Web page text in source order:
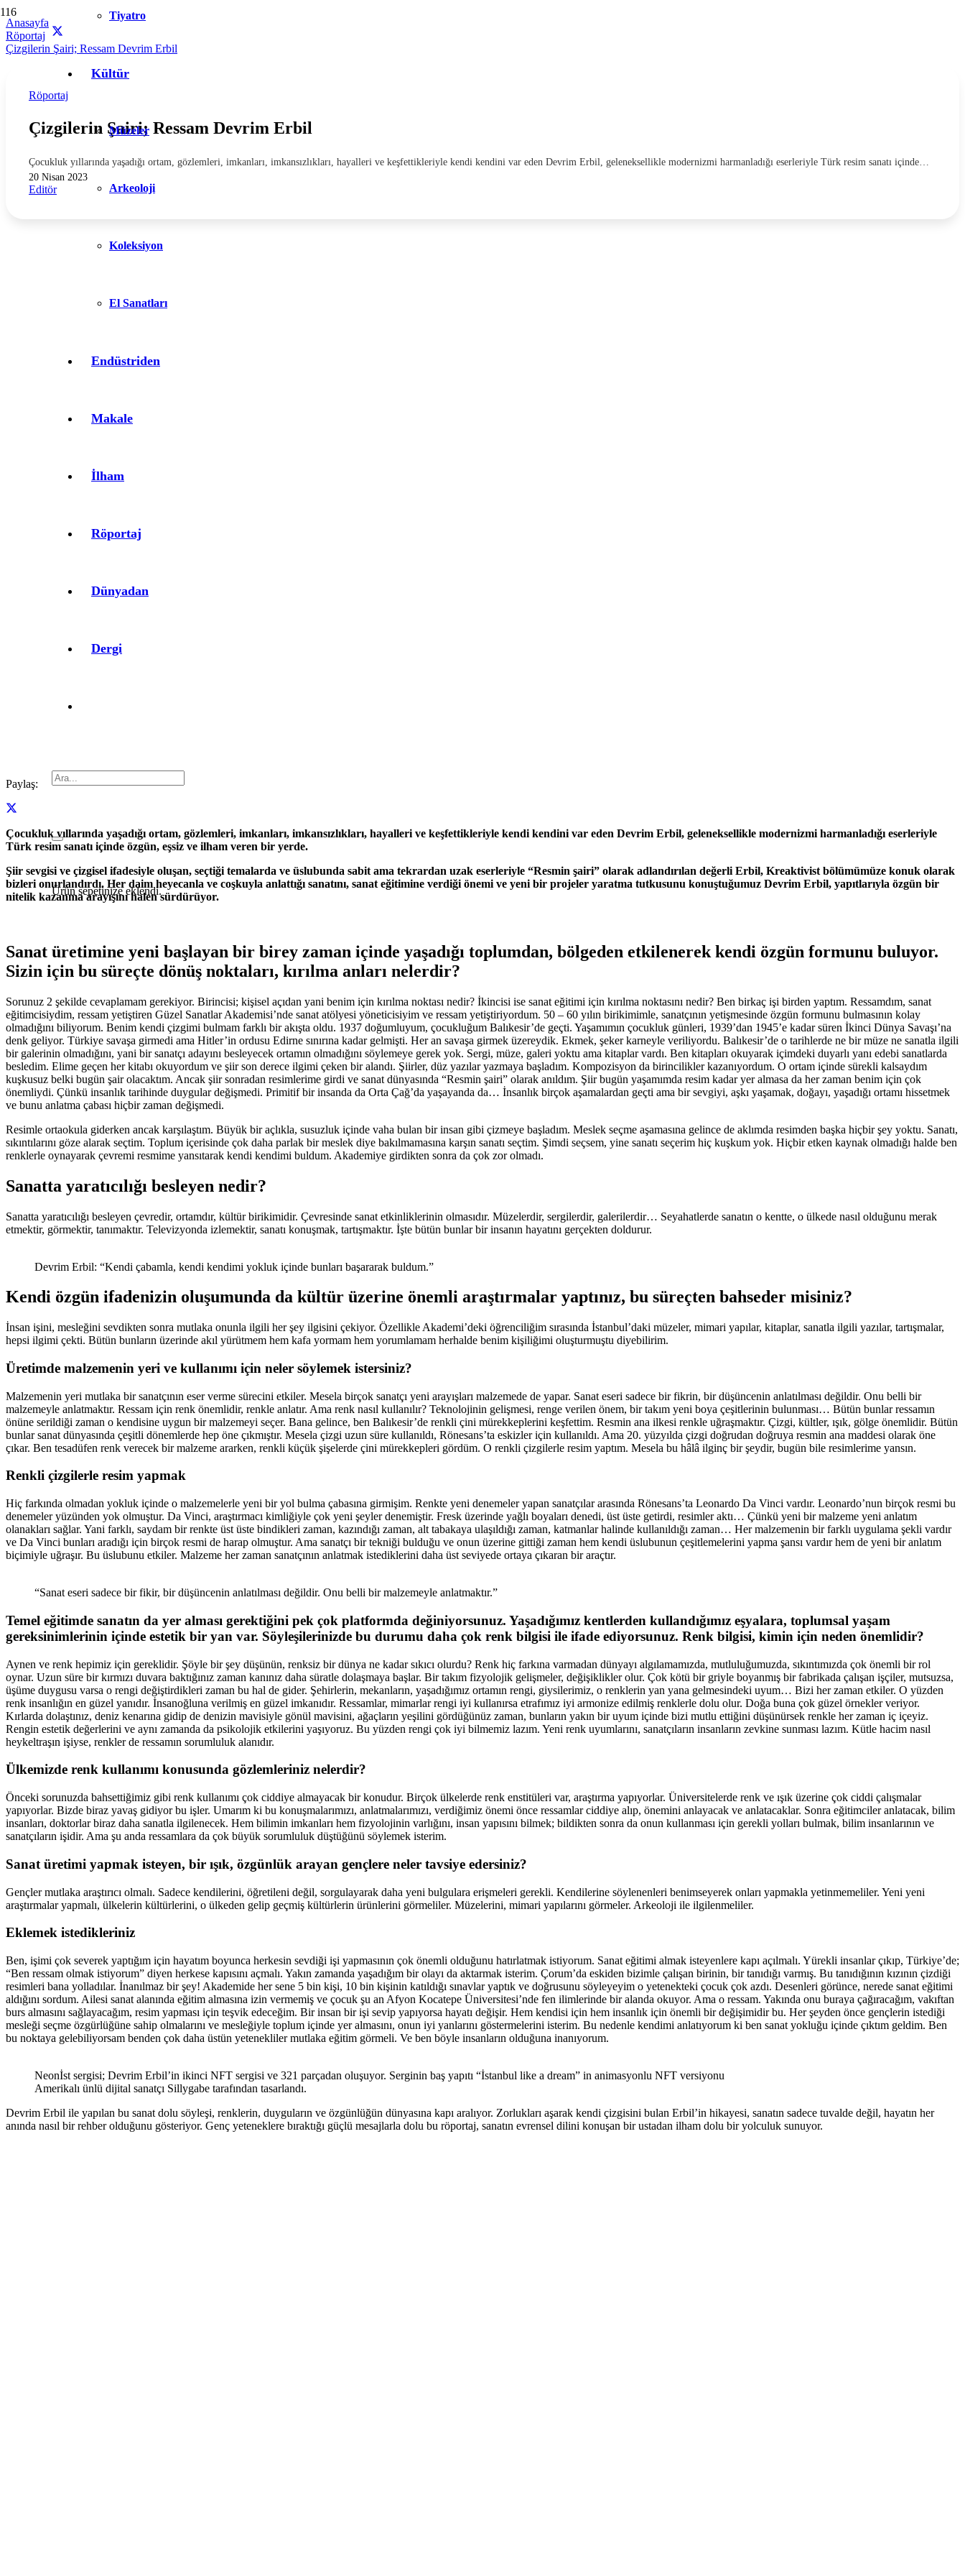
Tiyatro
Kültür
Müzeler
Arkeoloji
Koleksiyon
El Sanatları
Endüstriden
Makale
İlham
Röportaj
Dünyadan
Dergi
Ürünsepetinize eklendi.
Anasayfa
Röportaj
Çizgilerin Şairi; Ressam Devrim Erbil
Röportaj
Çizgilerin Şairi; Ressam Devrim Erbil
Çocukluk yıllarında yaşadığı ortam, gözlemleri, imkanları, imkansızlıkları, hayalleri ve keşfettikleriyle kendi kendini var eden Devrim Erbil, geleneksellikle modernizmi harmanladığı eserleriyle Türk resim sanatı içinde…
20 Nisan 2023
Editör
Paylaş:
Çocukluk yıllarında yaşadığı ortam, gözlemleri, imkanları, imkansızlıkları, hayalleri ve keşfettikleriyle kendi kendini var eden Devrim Erbil, geleneksellikle modernizmi harmanladığı eserleriyle
Türk resim sanatı içinde özgün, eşsiz ve ilham veren bir yerde.
Şiir sevgisi ve çizgisel ifadesiyle oluşan, seçtiği temalarda ve üslubunda sabit ama tekrardan uzak eserleriyle “Resmin şairi” olarak adlandırılan değerli Erbil, Kreaktivist bölümümüze konuk olarak
bizleri onurlandırdı. Her daim heyecanla ve coşkuyla anlattığı sanatını, sanat eğitimine verdiği önemi ve yeni bir projeler yaratma tutkusunu konuştuğumuz Devrim Erbil, yapıtlarıyla özgün bir
nitelik kazanma arayışını halen sürdürüyor.
Sanat üretimine yeni başlayan bir birey zaman içinde yaşadığı toplumdan, bölgeden etkilenerek kendi özgün formunu buluyor.
Sizin için bu süreçte dönüş noktaları, kırılma anları nelerdir?
Sorunuz 2 şekilde cevaplamam gerekiyor. Birincisi; kişisel açıdan yani benim için kırılma noktası nedir? İkincisi ise sanat eğitimi için kırılma noktasını nedir? Ben birkaç işi birden yaptım. Ressamdım, sanat
eğitimcisiydim, ressam yetiştiren Güzel Sanatlar Akademisi’nde sanat atölyesi yöneticisiyim ve ressam yetiştiriyordum. 50 – 60 yılın birikimimle, sanatçının yetişmesinde özgün formunu bulmasının kolay
olmadığını biliyorum. Benim kendi çizgimi bulmam farklı bir akışta oldu. 1937 doğumluyum, çocukluğum Balıkesir’de geçti. Yaşamımın çocukluk günleri, 1939’dan 1945’e kadar süren İkinci Dünya Savaşı’na
denk geliyor. Türkiye savaşa girmedi ama Hitler’in ordusu Edirne sınırına kadar gelmişti. Her an savaşa girmek üzereydik. Ekmek, şeker karneyle veriliyordu. Balıkesir’de o tarihlerde ne bir müze ne sanatla ilgili
bir galerinin olmadığını, yani bir sanatçı adayını besleyecek ortamın olmadığını söylemeye gerek yok. Sergi, müze, galeri yoktu ama kitaplar vardı. Ben kitapları okuyarak içimdeki duyarlı yanı edebi sanatlarda
besledim. Elime geçen her kitabı okuyordum ve şiir son derece ilgimi çeken bir alandı. Şiirler, düz yazılar yazmaya başladım. Kompozisyon da birincilikler kazanıyordum. O ortam içinde sürekli kalsaydım
kuşkusuz belki bugün şair olacaktım. Ancak şiir sonradan resimlerime girdi ve sanat dünyasında “Resmin şairi” olarak anıldım. Şiir bugün yaşamımda resim kadar yer almasa da her zaman benim için çok
önemliydi. Çünkü insanlık tarihinde duygular değişmedi. Primitif bir insanda da Orta Çağ’da yaşayanda da… İnsanlık birçok aşamalardan geçti ama bir sevgiyi, aşkı yaşamak, doğayı, yaşadığı ortamı hissetmek
ve bunu anlatma çabası hiçbir zaman değişmedi.
Resimle ortaokula giderken ancak karşılaştım. Büyük bir açlıkla, susuzluk içinde vaha bulan bir insan gibi çizmeye başladım. Meslek seçme aşamasına gelince de aklımda resimden başka hiçbir şey yoktu. Sanatı,
sıkıntılarını göze alarak seçtim. Toplum içerisinde çok daha parlak bir meslek diye bakılmamasına karşın sanatı seçtim. Şimdi seçsem, yine sanatı seçerim hiç kuşkum yok. Hiçbir etken kaynak olmadığı halde ben
renklerle oynayarak çevremi resmime yansıtarak kendi kendimi buldum. Akademiye girdikten sonra da çok zor olmadı.
Sanatta yaratıcılığı besleyen nedir?
Sanatta yaratıcılığı besleyen çevredir, ortamdır, kültür birikimidir. Çevresinde sanat etkinliklerinin olmasıdır. Müzelerdir, sergilerdir, galerilerdir… Seyahatlerde sanatın o kentte, o ülkede nasıl olduğunu merak
etmektir, görmektir, tanımaktır. Televizyonda izlemektir, sanatı konuşmak, tartışmaktır. İşte bütün bunlar bir insanın hayatını gerçekten doldurur.
Devrim Erbil: “Kendi çabamla, kendi kendimi yokluk içinde bunları başararak buldum.”
Kendi özgün ifadenizin oluşumunda da kültür üzerine önemli araştırmalar yaptınız, bu süreçten bahseder misiniz?
İnsan işini, mesleğini sevdikten sonra mutlaka onunla ilgili her şey ilgisini çekiyor. Özellikle Akademi’deki öğrenciliğim sırasında İstanbul’daki müzeler, mimari yapılar, kitaplar, sanatla ilgili yazılar, tartışmalar,
hepsi ilgimi çekti. Bütün bunların üzerinde akıl yürütmem hem kafa yormam hem yorumlamam herhalde benim kişiliğimi oluşturmuştu diyebilirim.
Üretimde malzemenin yeri ve kullanımı için neler söylemek istersiniz?
Malzemenin yeri mutlaka bir sanatçının eser verme sürecini etkiler. Mesela birçok sanatçı yeni arayışları malzemede de yapar. Sanat eseri sadece bir fikrin, bir düşüncenin anlatılması değildir. Onu belli bir
malzemeyle anlatmaktır. Ressam için renk önemlidir, renkle anlatır. Ama renk nasıl kullanılır? Teknolojinin gelişmesi, renge verilen önem, bir takım yeni boya çeşitlerinin bulunması… Bütün bunlar ressamın
önüne serildiği zaman o kendisine uygun bir malzemeyi seçer. Bana gelince, ben Balıkesir’de renkli çini mürekkeplerini keşfettim. Resmin ana ilkesi renkle uğraşmaktır. Çizgi, kültler, ışık, gölge önemlidir. Bütün
bunlar sanat dünyasında çeşitli dönemlerde hep öne çıkmıştır. Mesela çizgi uzun süre kullanıldı, Rönesans’ta eskizler için kullanıldı. Ama 20. yüzyılda çizgi doğrudan doğruya resmin ana maddesi olarak öne
çıkar. Ben tesadüfen renk verecek bir malzeme ararken, renkli küçük şişelerde çini mürekkepleri gördüm. O renkli çizgilerle resim yaptım. Mesela bu hâlâ ilginç bir şeydir, bugün bile resimlerime yansın.
Renkli çizgilerle resim yapmak
Hiç farkında olmadan yokluk içinde o malzemelerle yeni bir yol bulma çabasına girmişim. Renkte yeni denemeler yapan sanatçılar arasında Rönesans’ta Leonardo Da Vinci vardır. Leonardo’nun birçok resmi bu
denemeler yüzünden yok olmuştur. Da Vinci, araştırmacı kimliğiyle çok yeni şeyler denemiştir. Fresk üzerinde yağlı boyaları denedi, üst üste getirdi, resimler aktı… Çünkü yeni bir malzeme yeni anlatım
olanakları sağlar. Yani farklı, saydam bir renkte üst üste bindikleri zaman, kazındığı zaman, alt tabakaya ulaşıldığı zaman, katmanlar halinde kullanıldığı zaman… Her malzemenin bir farklı uygulama şekli vardır
ve Da Vinci bunları aradığı için birçok resmi de harap olmuştur. Ama sanatçı bir tekniği bulduğu ve onun üzerine gittiği zaman hem kendi üslubunun çeşitlemelerini yapma şansı vardır hem de yeni bir anlatım
biçimiyle uğraşır. Bu üslubunu etkiler. Malzeme her zaman sanatçının anlatmak istediklerini daha üst seviyede ortaya çıkaran bir araçtır.
“Sanat eseri sadece bir fikir, bir düşüncenin anlatılması değildir. Onu belli bir malzemeyle anlatmaktır.”
Temel eğitimde sanatın da yer alması gerektiğini pek çok platformda değiniyorsunuz. Yaşadığımız kentlerden kullandığımız eşyalara, toplumsal yaşam
gereksinimlerinin içinde estetik bir yan var. Söyleşilerinizde bu durumu daha çok renk bilgisi ile ifade ediyorsunuz. Renk bilgisi, kimin için neden önemlidir?
Aynen ve renk hepimiz için gereklidir. Şöyle bir şey düşünün, renksiz bir dünya ne kadar sıkıcı olurdu? Renk hiç farkına varmadan dünyayı algılamamızda, mutluluğumuzda, sıkıntımızda çok önemli bir rol
oynar. Uzun süre bir kırmızı duvara baktığınız zaman kanınız daha süratle dolaşmaya başlar. Bir takım fizyolojik gelişmeler, değişiklikler olur. Çok kötü bir griyle boyanmış bir fabrikada çalışan işçiler, mutsuzsa,
üşüme duygusu varsa o rengi değiştirdikleri zaman bu hal de gider. Şehirlerin, mekanların, yaşadığımız ortamın rengi, giysilerimiz, o renklerin yan yana gelmesindeki uyum… Bizi her zaman etkiler. O yüzden
renk insanlığın en güzel yanıdır. İnsanoğluna verilmiş en güzel imkanıdır. Ressamlar, mimarlar rengi iyi kullanırsa etrafımız iyi armonize edilmiş renklerle dolu olur. Doğa buna çok güzel örnekler veriyor.
Kırlarda dolaştınız, deniz kenarına gidip de denizin mavisiyle gönül mavisini, ağaçların yeşilini gördüğünüz zaman, bunların yakın bir uyum içinde bizi mutlu ettiğini düşünürsek renkle her zaman iç içeyiz.
Rengin estetik değerlerini ve aynı zamanda da psikolojik etkilerini yaşıyoruz. Bu yüzden rengi çok iyi bilmemiz lazım. Yeni renk uyumlarını, sanatçıların insanların zevkine sunması lazım. Kütle hacim nasıl
heykeltraşın işiyse, renkler de ressamın sorumluluk alanıdır.
Ülkemizde renk kullanımı konusunda gözlemleriniz nelerdir?
Önceki sorunuzda bahsettiğimiz gibi renk kullanımı çok ciddiye almayacak bir konudur. Birçok ülkelerde renk enstitüleri var, araştırma yapıyorlar. Üniversitelerde renk ve ışık üzerine çok ciddi çalışmalar
yapıyorlar. Bizde biraz yavaş gidiyor bu işler. Umarım ki bu konuşmalarımızı, anlatmalarımızı, verdiğimiz önemi önce ressamlar ciddiye alıp, önemini anlayacak ve anlatacaklar. Sonra eğitimciler anlatacak, bilim
insanları, doktorlar biraz daha sanatla ilgilenecek. Hem bilimin imkanları hem fizyolojinin varlığını, insan yapısını bilmek; bildikten sonra da onun kullanması için gerekli yolları bulmak, bilim insanlarının ve
sanatçıların işidir. Ama şu anda ressamlara da çok büyük sorumluluk düştüğünü söylemek isterim.
Sanat üretimi yapmak isteyen, bir ışık, özgünlük arayan gençlere neler tavsiye edersiniz?
Gençler mutlaka araştırıcı olmalı. Sadece kendilerini, öğretileni değil, sorgulayarak daha yeni bulgulara erişmeleri gerekli. Kendilerine söylenenleri benimseyerek onları yapmakla yetinmemeliler. Yeni yeni
araştırmalar yapmalı, ülkelerin kültürlerini, o ülkeden gelip geçmiş kültürlerin ürünlerini görmeliler. Müzelerini, mimari yapılarını görmeler. Arkeoloji ile ilgilenmeliler.
Eklemek istedikleriniz
Ben, işimi çok severek yaptığım için hayatım boyunca herkesin sevdiği işi yapmasının çok önemli olduğunu hatırlatmak istiyorum. Sanat eğitimi almak isteyenlere kapı açılmalı. Yürekli insanlar çıkıp, Türkiye’de;
“Ben ressam olmak istiyorum” diyen herkese kapısını açmalı. Yakın zamanda yaşadığım bir olayı da aktarmak isterim. Çorum’da eskiden bizimle çalışan birinin, bir tanıdığı varmış. Bu tanıdığının kızının çizdiği
resimleri bana yolladılar. İnanılmaz bir şey! Akademide her sene 5 bin kişi, 10 bin kişinin katıldığı sınavlar yaptık ve doğrusunu söyleyeyim o yetenekteki çocuk çok azdı. Desenleri görünce, nerede sanat eğitimi
aldığını sordum. Ailesi sanat alanında eğitim almasına izin vermemiş ve çocuk şu an Afyon Kocatepe Üniversitesi’nde fen ilimlerinde bir alanda okuyor. Ama o ressam. Yakında onu buraya çağıracağım, vakıftan
burs almasını sağlayacağım, resim yapması için teşvik edeceğim. Bir insan bir işi sevip yapıyorsa hayatı değişir. Hem kendisi için hem insanlık için önemli bir değişimidir bu. Her şeyden önce gençlerin istediği
mesleği seçme özgürlüğüne sahip olmalarını ve mesleğiyle toplum içinde yer almasını, onun iyi yanlarını göstermelerini isterim. Bu nedenle kendimi anlatıyorum ki ben sanat yokluğu içinde çıktım geldim. Ben
bu noktaya gelebiliyorsam benden çok daha üstün yetenekliler mutlaka eğitim görmeli. Ve ben böyle insanların olduğuna inanıyorum.
Neonİst sergisi; Devrim Erbil’in ikinci NFT sergisi ve 321 parçadan oluşuyor. Serginin baş yapıtı “İstanbul like a dream” in animasyonlu NFT versiyonu
Amerikalı ünlü dijital sanatçı Sillygabe tarafından tasarlandı.
Devrim Erbil ile yapılan bu sanat dolu söyleşi, renklerin, duyguların ve özgünlüğün dünyasına kapı aralıyor. Zorlukları aşarak kendi çizgisini bulan Erbil’in hikayesi, sanatın sadece tuvalde değil, hayatın her
anında nasıl bir rehber olduğunu gösteriyor. Genç yeteneklere bıraktığı güçlü mesajlarla dolu bu röportaj, sanatın evrensel dilini konuşan bir ustadan ilham dolu bir yolculuk sunuyor.